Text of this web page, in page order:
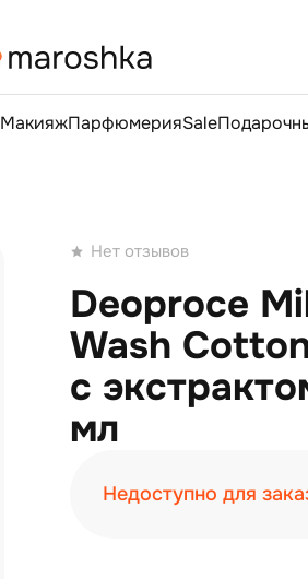
МакияжПарфюмерияSale
Нет отзывов
Deoproce
Wash
с
мл
Недоступно для